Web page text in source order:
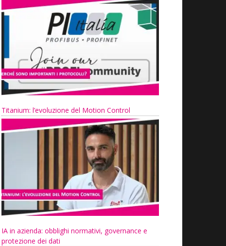
Titanium: l’evoluzione del Motion Control
IA in azienda: obblighi normativi, governance e
protezione dei dati